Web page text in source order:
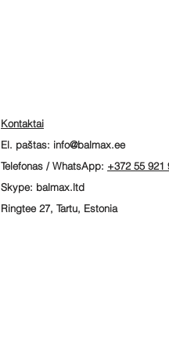
Kontaktai
El. paštas: info@balmax.ee
Telefonas / WhatsApp: +372 55 921
Skype: balmax.ltd
Ringtee 27, Tartu, Estonia